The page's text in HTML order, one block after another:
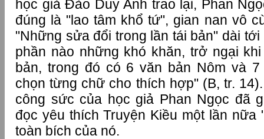
học giả Đào Duy Anh trao lại, Phan
đúng là "lao tâm khổ tứ", gian nan vô
"Những sửa đổi trong lần tái bản" dài
phần nào những khó khăn, trở ngại
bản, trong đó có 6 văn bản Nôm và
chọn từng chữ cho thích hợp" (B, tr.
công sức của học giả Phan Ngọc đã
đọc yêu thích Truyện Kiều một lần nữa
toàn bích của nó.